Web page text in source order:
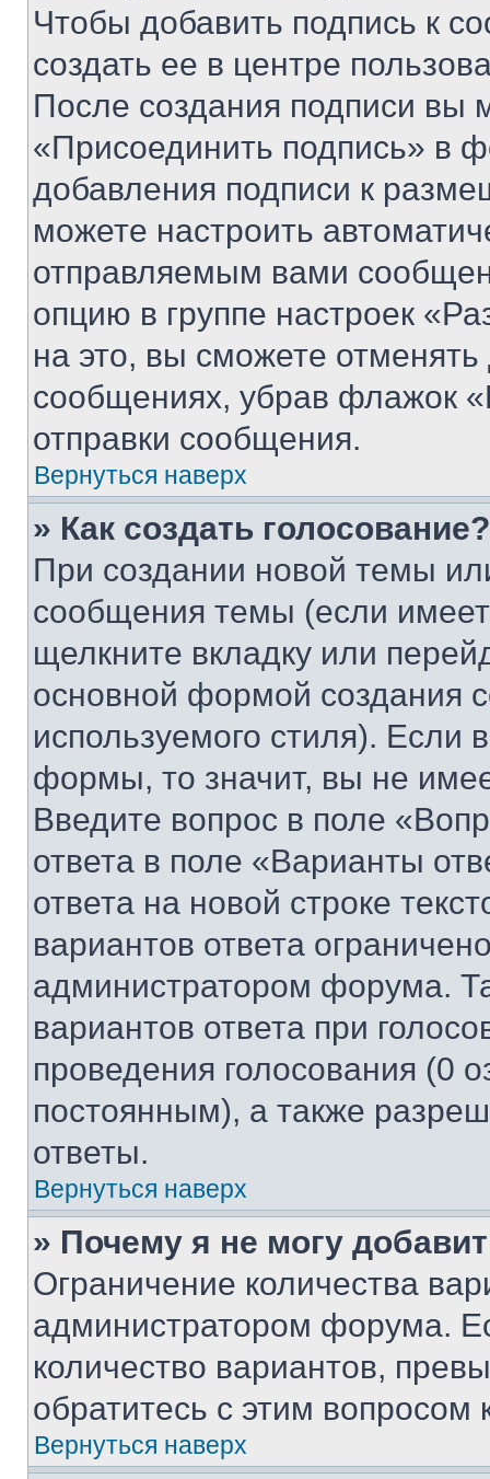
Чтобы добавить подпись к
создать ее в центре
После создания подписи вы
«Присоединить подпись» в
добавления подписи к
можете настроить
отправляемым вами
опцию в группе настроек
на это, вы сможете
сообщениях, убрав флажок
отправки сообщения.
Вернуться наверх
» Как создать голосование?
При создании новой темы
сообщения темы (если
щелкните вкладку или
основной формой создания
используемого стиля). Если
формы, то значит, вы не
Введите вопрос в поле
ответа в поле «Варианты
ответа на новой строке
вариантов ответа
администратором форума.
вариантов ответа при
проведения голосования (0
постоянным), а также
ответы.
Вернуться наверх
» Почему я не могу
Ограничение количества
администратором форума.
количество вариантов,
обратитесь с этим вопросом
Вернуться наверх